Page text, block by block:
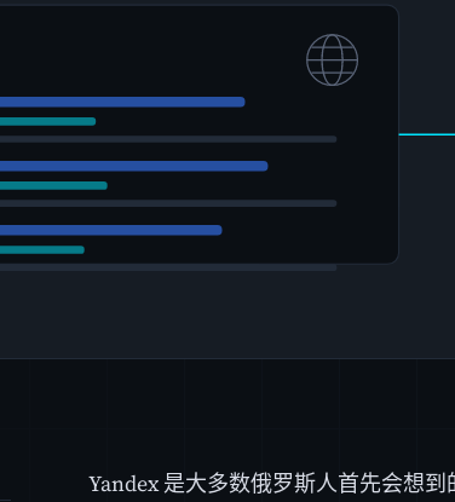
Yandex 是大多数俄罗斯人首先会想